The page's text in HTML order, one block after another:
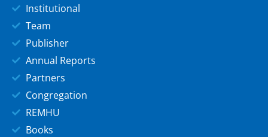
Institutional
Team
Publisher
Annual Reports
Partners
Congregation
REMHU
Books